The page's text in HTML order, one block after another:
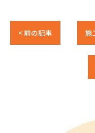
< 前の記事 施